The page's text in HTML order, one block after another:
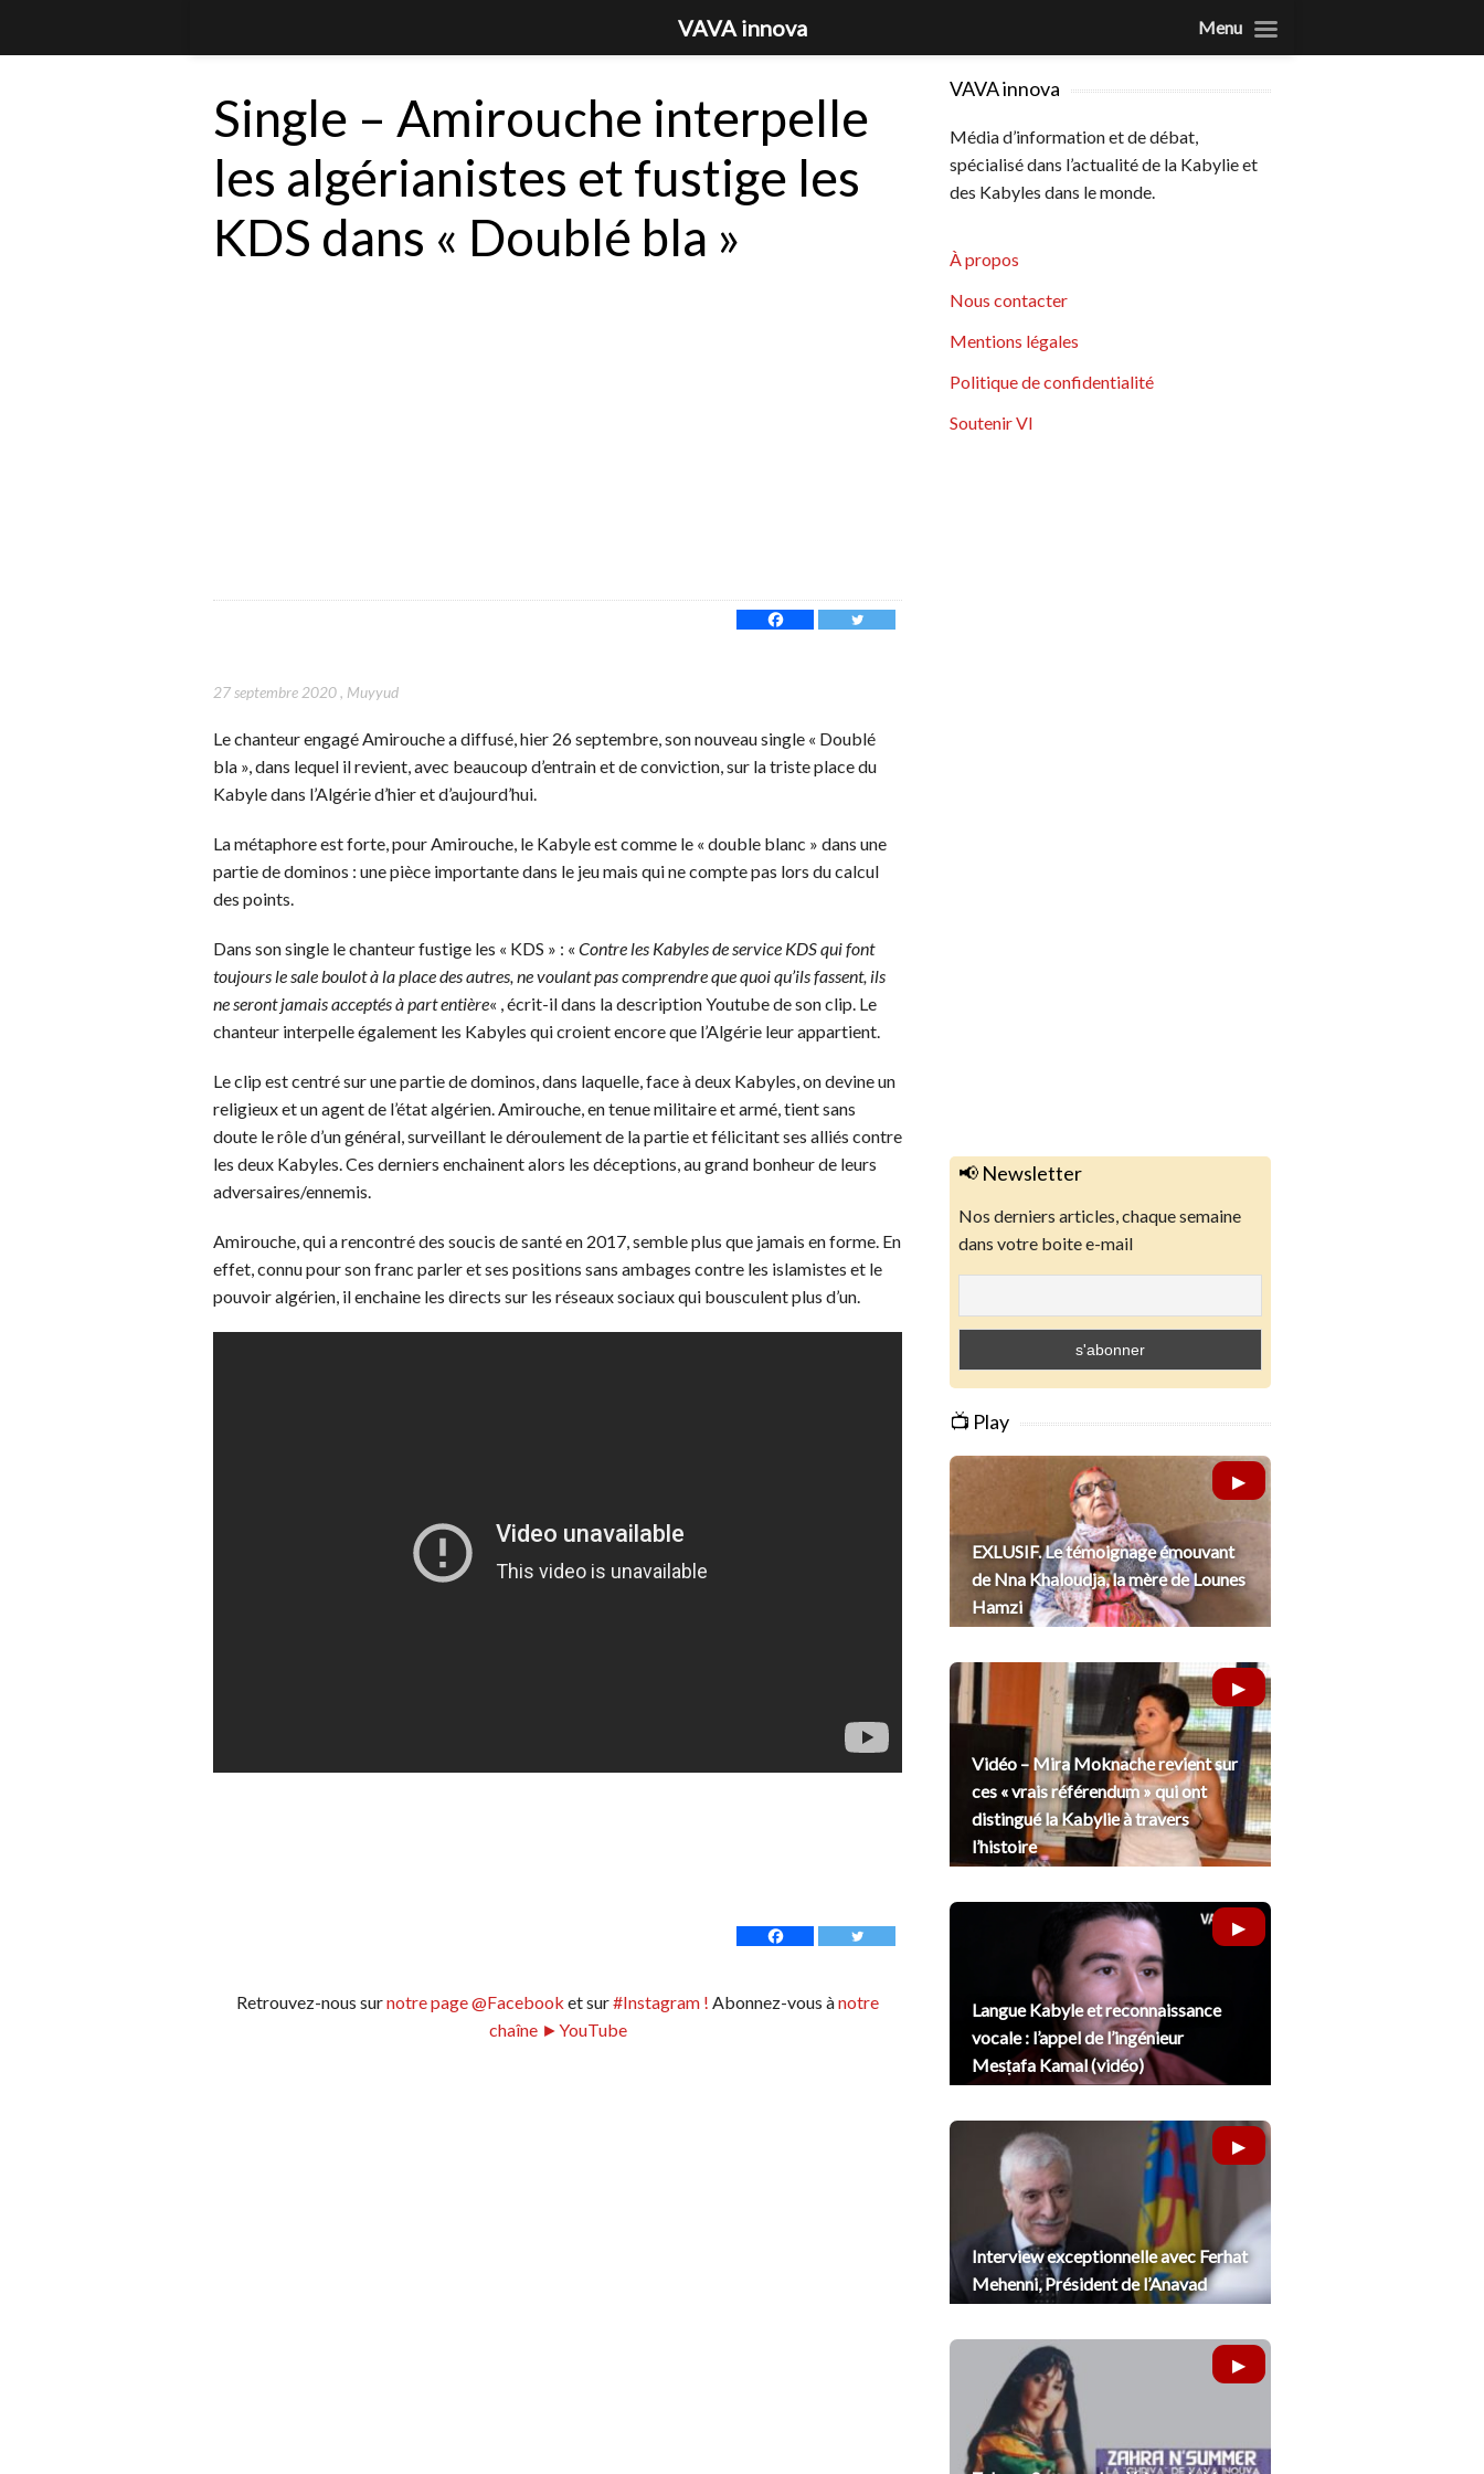
Single – Amirouche interpelle
les algérianistes et fustige les
KDS dans « Doublé bla »
27 septembre 2020, Muyyud
Le chanteur engagé Amirouche a diffusé, hier 26 septembre, son nouveau single « Doublé
bla », dans lequel il revient, avec beaucoup d’entrain et de conviction, sur la triste place du
Kabyle dans l’Algérie d’hier et d’aujourd’hui.
La métaphore est forte, pour Amirouche, le Kabyle est comme le « double blanc » dans une
partie de dominos : une pièce importante dans le jeu mais qui ne compte pas lors du calcul
des points.
Dans son single le chanteur fustige les « KDS » : «Contre les Kabyles de service KDS qui font
toujours le sale boulot à la place des autres, ne voulant pas comprendre que quoi qu’ils fassent, ils
ne seront jamais acceptés à part entière« , écrit-il dans la description Youtube de son clip. Le
chanteur interpelle également les Kabyles qui croient encore que l’Algérie leur appartient.
Le clip est centré sur une partie de dominos, dans laquelle, face à deux Kabyles, on devine un
religieux et un agent de l’état algérien. Amirouche, en tenue militaire et armé, tient sans
doute le rôle d’un général, surveillant le déroulement de la partie et félicitant ses alliés contre
les deux Kabyles. Ces derniers enchainent alors les déceptions, au grand bonheur de leurs
adversaires/ennemis.
Amirouche, qui a rencontré des soucis de santé en 2017, semble plus que jamais en forme. En
effet, connu pour son franc parler et ses positions sans ambages contre les islamistes et le
pouvoir algérien, il enchaine les directs sur les réseaux sociaux qui bousculent plus d’un.
Retrouvez-nous surnotre page @Facebook et sur#Instagram ! Abonnez-vous ànotre
chaîne ►YouTube
VAVA innova
Média d’information et de débat,
spécialisé dans l’actualité de la Kabylie et
des Kabyles dans le monde.
À propos
Nous contacter
Mentions légales
Politique de confidentialité
Soutenir VI
📢 Newsletter
Nos derniers articles, chaque semaine
dans votre boite e-mail
📺 Play
EXLUSIF. Le témoignage émouvant
de Nna Khaloudja, la mère de Lounes
Hamzi
Vidéo – Mira Moknache revient sur
ces « vrais référendum » qui ont
distingué la Kabylie à travers
l’histoire
Langue Kabyle et reconnaissance
vocale : l’appel de l’ingénieur
Mesṭafa Kamal (vidéo)
Interview exceptionnelle avec Ferhat
Mehenni, Président de l’Anavad
VAVA innova Menu